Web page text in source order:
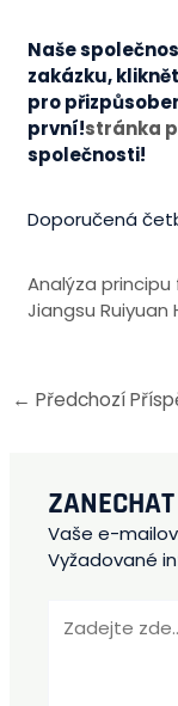
Naše
zakázku,
pro
první!stránka
společnosti!
Doporučená
Analýza
Jiangsu
← Předchozí
Vaše e-
Vyžadované
zde..